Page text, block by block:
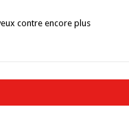
contre encore plus